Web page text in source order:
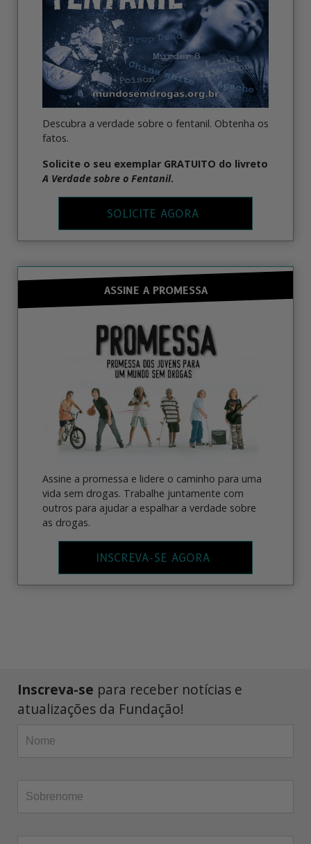
Descubra a verdade sobre o fentanil. Obtenha os
fatos.
Solicite o seu exemplar GRATUITO do livreto
A Verdade sobre o Fentanil.
SOLICITE AGORA
ASSINE A PROMESSA
Assine a promessa e lidere o caminho para uma
vida sem drogas. Trabalhe juntamente com
outros para ajudar a espalhar a verdade sobre
as drogas.
INSCREVA-SE AGORA
Inscreva-se para receber notícias e
atualizações da Fundação!